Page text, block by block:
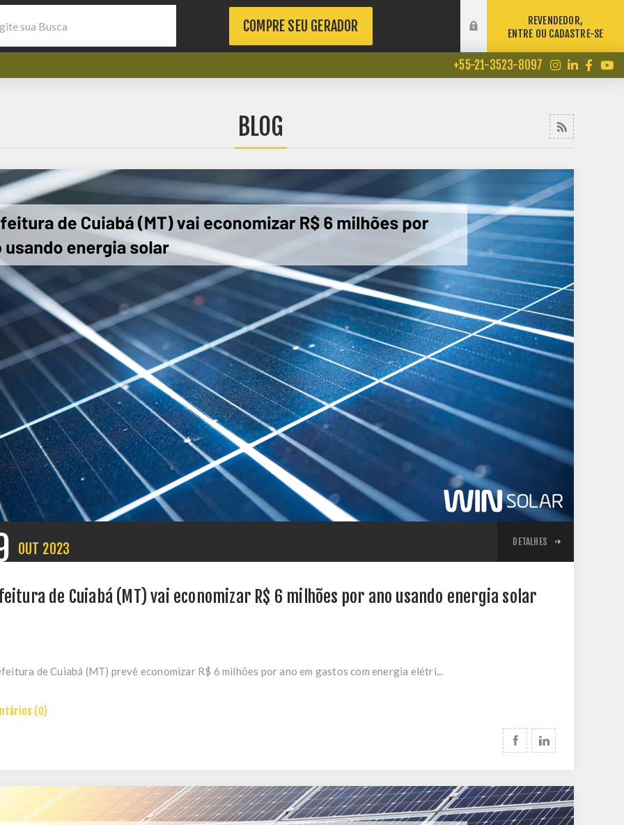
COMPRE SEU GERADOR
REVENDEDOR,
ENTRE OU CADASTRE-SE
+55-21-3523-8097
BLOG
OUT 2023 DETALHES
de Cuiabá (MT) vai economizar R$ 6 milhões por ano usando energia solar
de Cuiabá (MT) prevê economizar R$ 6 milhões por ano em gastos com energia elétri...
(0)